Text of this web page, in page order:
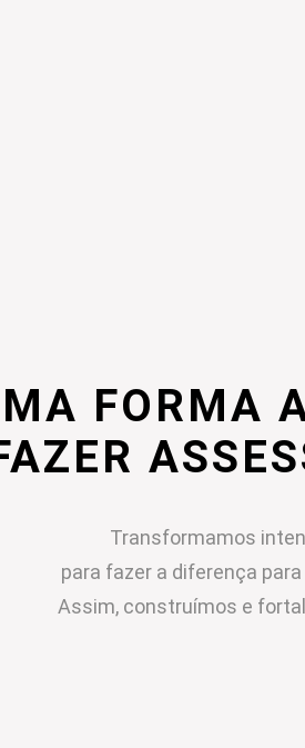
FORMA
Transformamos
para fazer a diferença
Assim, construímos e